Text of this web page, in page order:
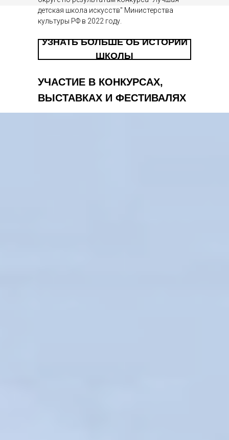
детская школа искусств" Министерства
культуры РФ в 2022 году.
УЗНАТЬ БОЛЬШЕ ОБ ИСТОРИИ
ШКОЛЫ
УЧАСТИЕ В КОНКУРСАХ,
ВЫСТАВКАХ И ФЕСТИВАЛЯХ